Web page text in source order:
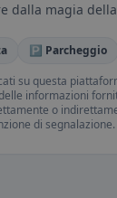
dalla magia
🅿️ Parcheggio
su questa
informazioni
o
di segnalazione.